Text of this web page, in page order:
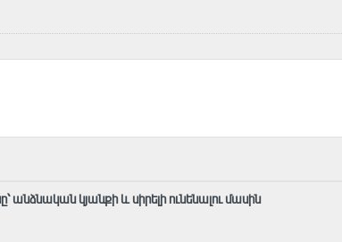
կյանքի և սիրելի ունենալու մասին